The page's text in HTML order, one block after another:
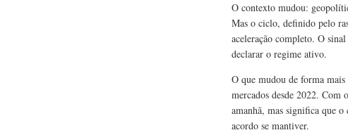
O contexto mudou:
Mas o ciclo, definido pelo
aceleração completo. O
declarar o regime ativo.
O que mudou de forma
mercados desde 2022. Com
amanhã, mas significa que
acordo se mantiver.